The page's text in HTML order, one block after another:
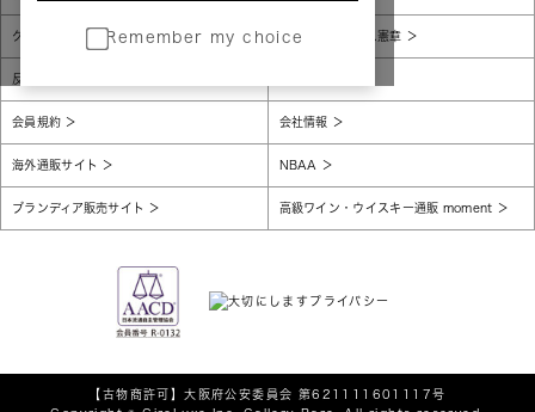
Remember my choice
グローバルプライバシーポリシー コンプライアンス憲章
反社会的勢力に対する基本方針
会員規約 会社情報
海外通販サイト NBAA
ブランディア販売サイト 高級ワイン・ウイスキー通販 moment
【古物商許可】大阪府公安委員会 第621111601117号